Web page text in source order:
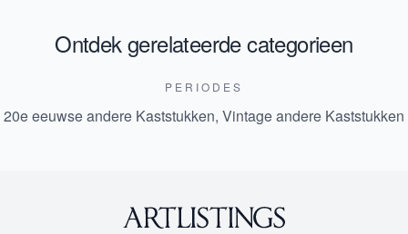
Ontdek gerelateerde categorieen
PERIODES
20e eeuwse andere Kaststukken, Vintage andere Kaststukken